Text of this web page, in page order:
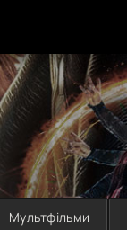
Мультфільми